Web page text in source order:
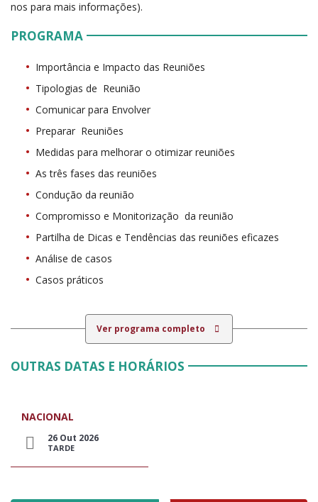
nos para mais informações).
PROGRAMA
Importância e Impacto das Reuniões
Tipologias de Reunião
Comunicar para Envolver
Preparar Reuniões
Medidas para melhorar o otimizar reuniões
As três fases das reuniões
Condução da reunião
Compromisso e Monitorização da reunião
Partilha de Dicas e Tendências das reuniões eficazes
Análise de casos
Casos práticos
Ver programa completo
OUTRAS DATAS E HORÁRIOS
NACIONAL
26 Out 2026
TARDE